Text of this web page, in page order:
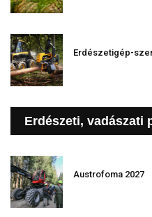
Erdészetigép-
Erdészeti, vadászati
Austrofoma 2027